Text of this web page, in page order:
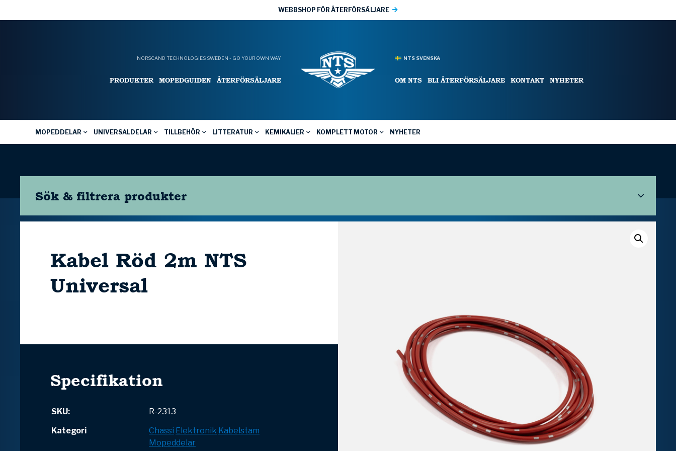
WEBBSHOP FÖR ÅTERFÖRSÄLJARE
NORSCAND TECHNOLOGIES SWEDEN - GO YOUR OWN WAY
PRODUKTER MOPEDGUIDEN ÅTERFÖRSÄLJARE
NTS SVENSKA
OM NTS BLI ÅTERFÖRSÄLJARE KONTAKT NYHETER
MOPEDDELAR UNIVERSALDELAR TILLBEHÖR LITTERATUR KEMIKALIER KOMPLETT MOTOR NYHETER
Sök & filtrera produkter
Kabel Röd 2m NTS
Universal
Specifikation
SKU:
R-2313
Kategori
Chassi Elektronik Kabelstam
Mopeddelar